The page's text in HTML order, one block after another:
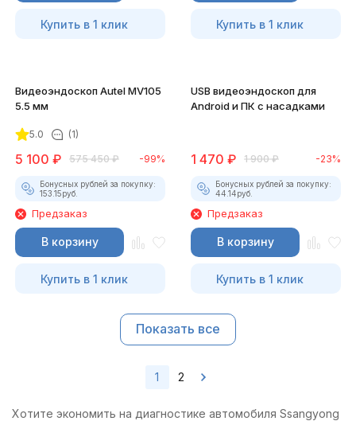
Купить в 1 клик Купить в 1 клик
Видеоэндоскоп Autel MV105
5.5 мм
5.0 (1)
5 100 ₽ 575 450 ₽ -99%
Бонусных рублей за покупку:
153.15руб.
Предзаказ
В корзину
Купить в 1 клик
USB видеоэндоскоп для
Android и ПК с насадками
1 470 ₽ 1 900 ₽ -23%
Бонусных рублей за покупку:
44.14руб.
Предзаказ
В корзину
Купить в 1 клик
Показать все
1 2
Хотите экономить на диагностике автомобиля Ssangyong